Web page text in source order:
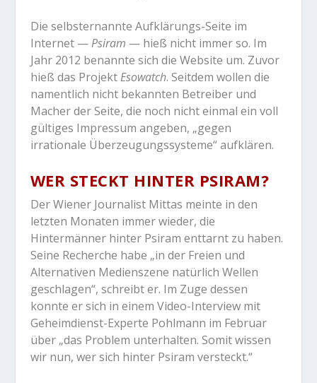
Die selbsternannte Aufklärungs-Seite im
Internet —Psiram — hieß nicht immer so. Im
Jahr 2012 benannte sich die Website um. Zuvor
hieß das ProjektEsowatch. Seitdem wollen die
namentlich nicht bekannten Betreiber und
Macher der Seite, die noch nicht einmal ein voll
gültiges Impressum angeben, „gegen
irrationale Überzeugungssysteme“ aufklären.
WER STECKT HINTER PSIRAM?
Der Wiener Journalist Mittas meinte in den
letzten Monaten immer wieder, die
Hintermänner hinter Psiram enttarnt zu haben.
Seine Recherche habe „in der Freien und
Alternativen Medienszene natürlich Wellen
geschlagen“, schreibt er. Im Zuge dessen
konnte er sich in einem Video-Interview mit
Geheimdienst-Experte Pohlmann im Februar
über „das Problem unterhalten. Somit wissen
wir nun, wer sich hinter Psiram versteckt.“